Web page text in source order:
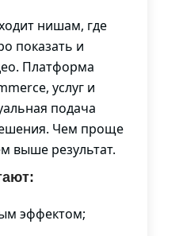
нишам, где
показать и
Платформа
услуг и
подача
Чем проще
выше результат.
эффектом;